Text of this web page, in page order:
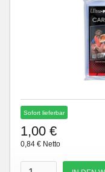
Sofort lieferbar
1,00 €
0,84 € Netto